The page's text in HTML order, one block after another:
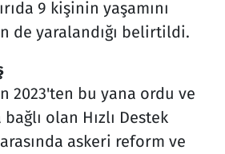
9 kişinin yaşamını
de yaralandığı belirtildi.
2023'ten bu yana ordu ve
olan Hızlı Destek
askeri reform ve